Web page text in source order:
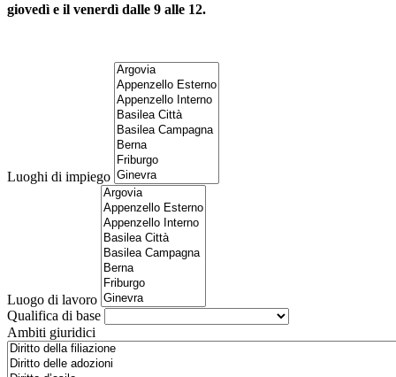
giovedì e il venerdì dalle 9 alle 12.
Luoghi di impiego
Luogo di lavoro
Qualifica di base
Ambiti giuridici